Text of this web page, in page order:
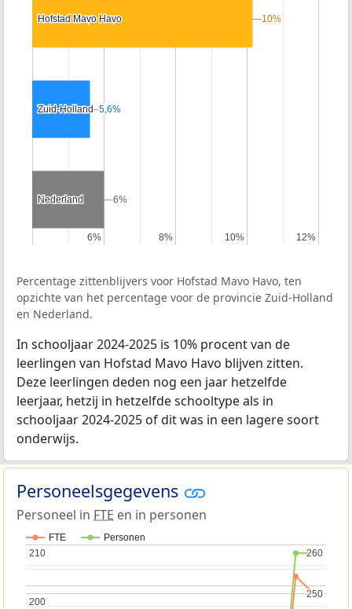
6%
6% 8%
8% 10%
10% 12%
12%
Hofstad Mavo Havo
Hofstad Mavo Havo
Zuid-Holland
Zuid-Holland
Nederland
Nederland
10%
10%
5,6%
5,6%
6%
6%
Percentage zittenblijvers voor Hofstad Mavo Havo, ten
opzichte van het percentage voor de provincie Zuid-Holland
en Nederland.
In schooljaar 2024-2025 is 10% procent van de
leerlingen van Hofstad Mavo Havo blijven zitten.
Deze leerlingen deden nog een jaar hetzelfde
leerjaar, hetzij in hetzelfde schooltype als in
schooljaar 2024-2025 of dit was in een lagere soort
onderwijs.
Personeelsgegevens
Personeel in FTE en in personen
FTE Personen
200
200
210
210
250
250
260
260